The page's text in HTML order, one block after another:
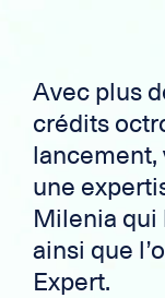
Avec plus
crédits
lancement,
une
Milenia qui
ainsi que
Expert.